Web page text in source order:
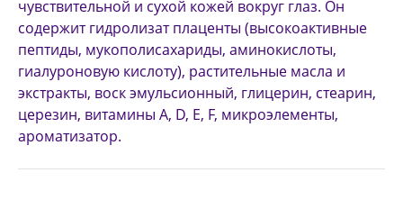
чувствительной и сухой кожей вокруг глаз. Он
содержит гидролизат плаценты (высокоактивные
пептиды, мукополисахариды, аминокислоты,
гиалуроновую кислоту), растительные масла и
экстракты, воск эмульсионный, глицерин, стеарин,
церезин, витамины А, D, Е, F, микроэлементы,
ароматизатор.